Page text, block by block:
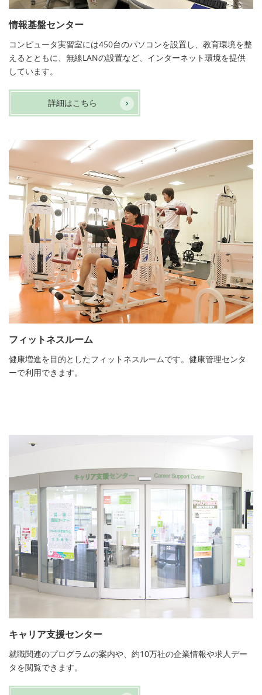
情報基盤センター
コンピュータ実習室には450台のパソコンを設置し、教育環境を整
えるとともに、無線LANの設置など、インターネット環境を提供
しています。
詳細はこちら
フィットネスルーム
健康増進を目的としたフィットネスルームです。健康管理センタ
ーで利用できます。
キャリア支援センター
就職関連のプログラムの案内や、約10万社の企業情報や求人デー
タを閲覧できます。